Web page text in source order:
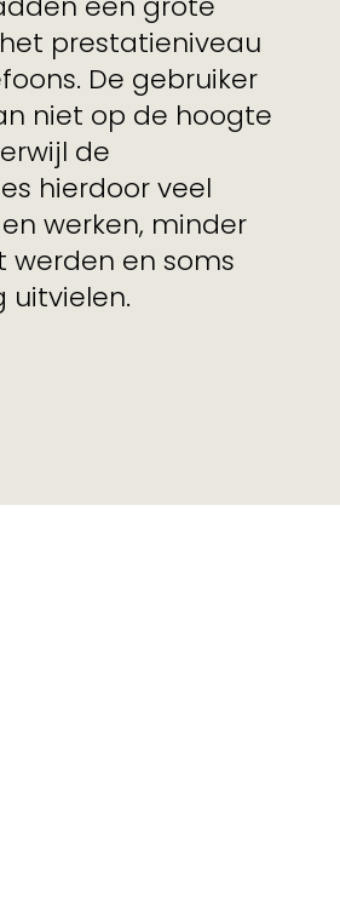
prestatieniveau
De gebruiker
niet op de hoogte
de
hierdoor veel
werken, minder
werden en soms
uitvielen.